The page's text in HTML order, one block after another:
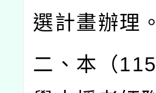
選計畫辦理。
二、本（115